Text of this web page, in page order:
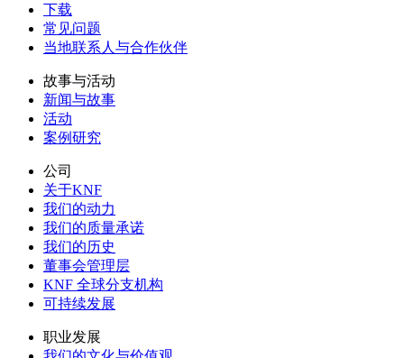
下载
常见问题
当地联系人与合作伙伴
故事与活动
新闻与故事
活动
案例研究
公司
关于KNF
我们的动力
我们的质量承诺
我们的历史
董事会管理层
KNF 全球分支机构
可持续发展
职业发展